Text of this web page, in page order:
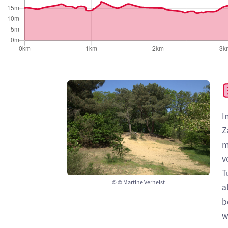
© © Martine Verhelst